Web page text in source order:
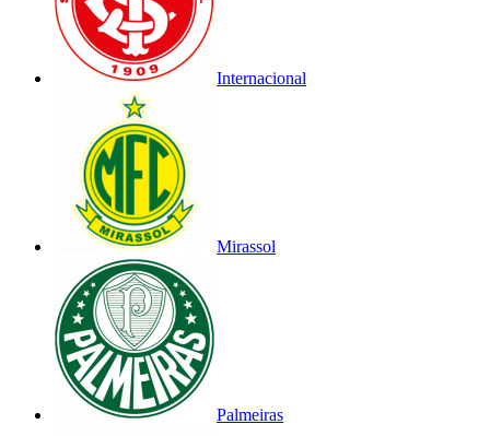
Internacional
Mirassol
Palmeiras